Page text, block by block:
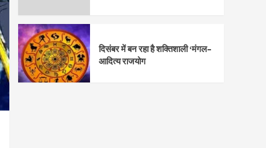
दिसंबर में बन रहा है शक्तिशाली ‘मंगल–
आदित्य राजयोग